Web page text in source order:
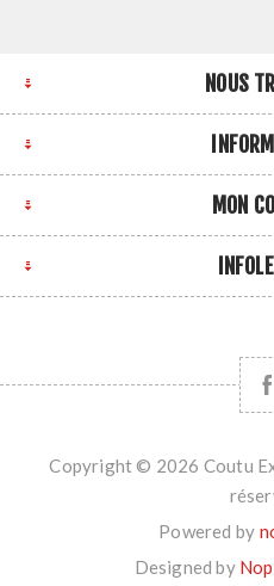
NOUS
MON
Copyright © 2026 Coutu
Powered by
Designed by